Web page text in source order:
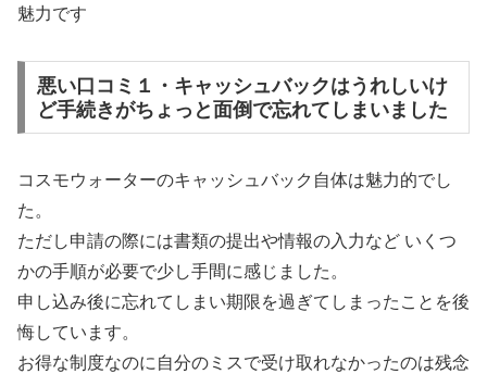
魅力です
悪い口コミ１・キャッシュバックはうれしいけ
ど手続きがちょっと面倒で忘れてしまいました
コスモウォーターのキャッシュバック自体は魅力的でし
た。
ただし申請の際には書類の提出や情報の入力など いくつ
かの手順が必要で少し手間に感じました。
申し込み後に忘れてしまい期限を過ぎてしまったことを後
悔しています。
お得な制度なのに自分のミスで受け取れなかったのは残念